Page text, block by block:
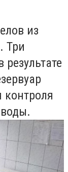
из
Три
контроля